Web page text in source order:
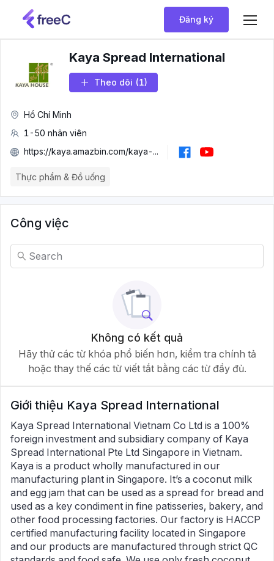
Đăng ký
Kaya Spread International
Theo dõi (1)
Hồ Chí Minh
1-50 nhân viên
https://kaya.amazbin.com/kaya-...
Thực phẩm & Đồ uống
Công việc
Không có kết quả
Hãy thử các từ khóa phổ biến hơn, kiểm tra chính tả
hoặc thay thế các từ viết tắt bằng các từ đầy đủ.
Giới thiệu Kaya Spread International
Kaya Spread International Vietnam Co Ltd is a 100%
foreign investment and subsidiary company of Kaya
Spread International Pte Ltd Singapore in Vietnam.
Kaya is a product wholly manufactured in our
manufacturing plant in Singapore. It’s a coconut milk
and egg jam that can be used as a spread for bread and
used as a key condiment in fine patisseries, bakery, and
other food processing factories. Our factory is HACCP
certified manufacturing facility located in Singapore
and our products are manufactured through strict QC